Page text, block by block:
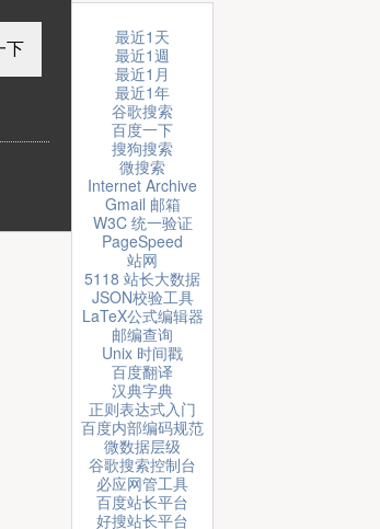
最近1天
最近1週
最近1月
最近1年
谷歌搜索
百度一下
搜狗搜索
微搜索
Internet Archive
Gmail 邮箱
W3C 统一验证
PageSpeed
站网
5118 站长大数据
JSON校验工具
LaTeX公式编辑器
邮编查询
Unix 时间戳
百度翻译
汉典字典
正则表达式入门
百度内部编码规范
微数据层级
谷歌搜索控制台
必应网管工具
百度站长平台
好搜站长平台